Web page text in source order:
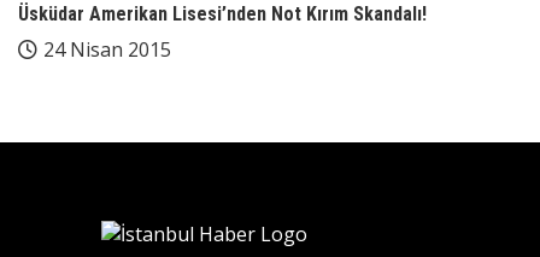
Üsküdar Amerikan Lisesi’nden Not Kırım Skandalı!
24 Nisan 2015